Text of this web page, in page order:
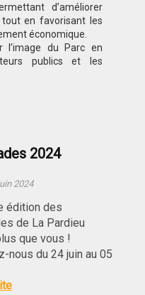
d’améliorer
en favorisant les
économique.
l’image du Parc en
publics et les
2024
2024
édition des
de La Pardieu
que vous !
nous du 24 juin au 05